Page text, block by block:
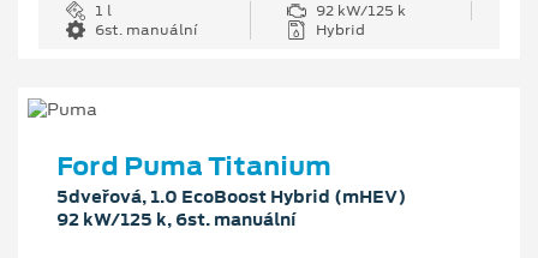
1 l
92 kW/125 k
6st. manuální
Hybrid
Ford Puma Titanium
5dveřová, 1.0 EcoBoost Hybrid (mHEV)
92 kW/125 k, 6st. manuální